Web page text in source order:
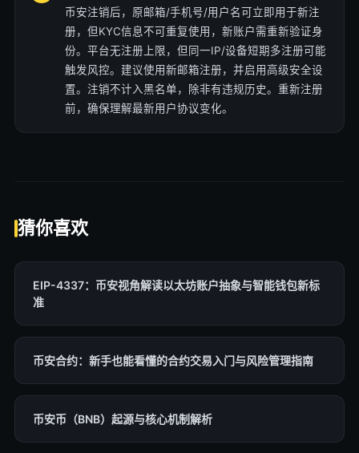
币安注销后，原邮箱/手机号/用户名可立即用于新注
册，但KYC信息不可重复使用，新账户需重新验证身
份。平台无注册上限，但同一IP/设备短期多注册可能
触发风控。建议使用新邮箱注册，并启用高级安全设
置。注销不计入黑名单，除非有违规历史。重新注册
前，确保理解最新用户协议变化。
猜你喜欢
EIP-4337：币安视角解读以太坊账户抽象与智能钱包新标
准
币安合约：新手也能看懂的合约交易入门与风险管理指南
币安币（BNB）起源与核心机制解析